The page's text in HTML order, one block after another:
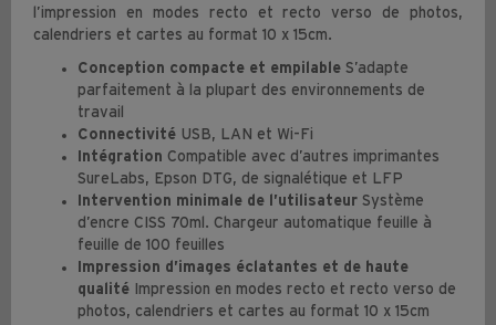
l’impression en modes recto et recto verso de photos,
calendriers et cartes au format 10 x 15cm.
Conception compacte et empilable S’adapte
parfaitement à la plupart des environnements de
travail
Connectivité USB, LAN et Wi-Fi
Intégration Compatible avec d’autres imprimantes
SureLabs, Epson DTG, de signalétique et LFP
Intervention minimale de l’utilisateur Système
d’encre CISS 70ml. Chargeur automatique feuille à
feuille de 100 feuilles
Impression d’images éclatantes et de haute
qualité Impression en modes recto et recto verso de
photos, calendriers et cartes au format 10 x 15cm